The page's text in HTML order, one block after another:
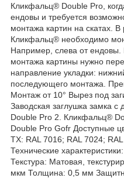
Кликфальц® Dоublе Pro,
ендовы и требуется
монтажа картин на скатах.
Кликфальц® необходимо
Например, слева от
монтажа картины нужно
направление укладки:
последующего монтажа.
Монтаж от 10° Вырез под
Заводская заглушка замка
Double Pro 2. Кликфальц®
Double Pro Gofr Доступные
ТХ: RAL 7016; RAL 7024;
Технические
Текстура: Матовая,
мкм Толщина: 0,5 мм